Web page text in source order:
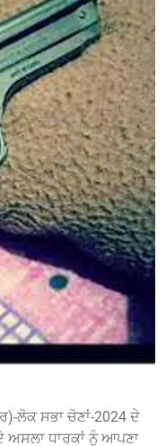
ਲੋਕ ਸਭਾ ਚੋਣਾਂ-2024 ਦੇ
ਧਾਰਕਾਂ ਨੂੰ ਆਪਣਾ